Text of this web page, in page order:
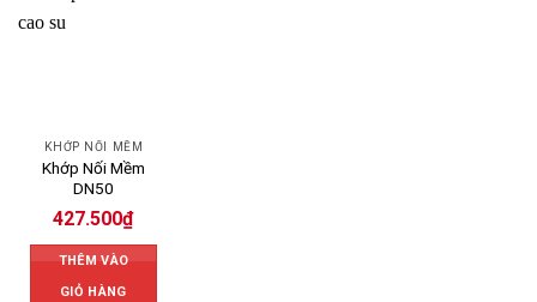
KHỚP NỐI MỀM
Khớp Nối Mềm
DN50
427.500₫
THÊM VÀO
GIỎ HÀNG